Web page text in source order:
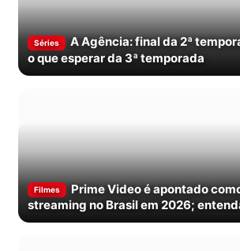
Séries
A Agência: final da 2ª
o que esperar da 3ª temporada
Filmes
Prime Video é apontado
streaming no Brasil em 2026;
crescimento